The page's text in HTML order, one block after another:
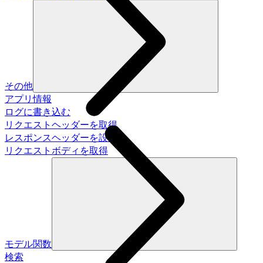
その他
アプリ情報
ログに書き込む
リクエストヘッダーを取得
レスポンスヘッダーを設定
リクエストボディを取得
モデル関数
検索